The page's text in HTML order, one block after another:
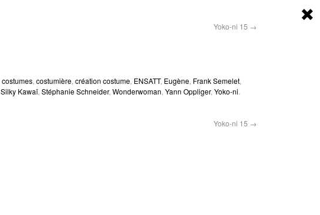
Yoko-ni 15 →
costumes, costumière, création costume, ENSATT, Eugène, Frank Semelet,
Silky Kawaï, Stéphanie Schneider, Wonderwoman, Yann Oppliger, Yoko-ni.
Yoko-ni 15 →